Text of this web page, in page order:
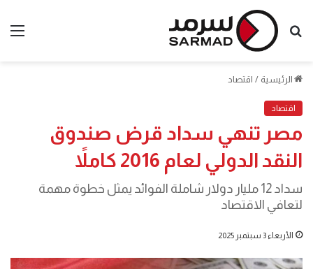
بحث
الرئيسية / اقتصاد
اقتصاد
مصر تنهي سداد قرض صندوق
النقد الدولي لعام 2016 كاملاً
سداد 12 مليار دولار شاملة الفوائد يمثل خطوة مهمة
لتعافي الاقتصاد
الأربعاء 3 سبتمبر 2025